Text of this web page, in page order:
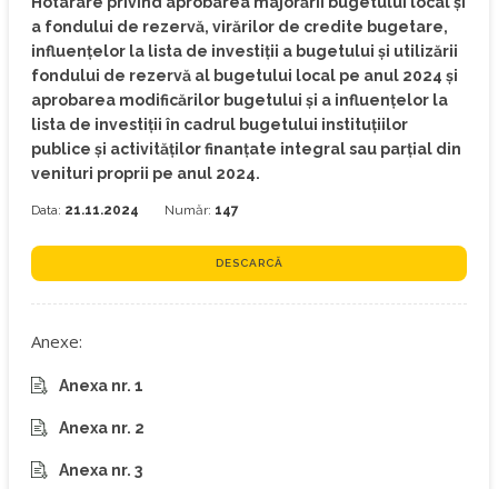
a fondului de rezervă, virărilor de credite bugetare,
influențelor la lista de investiții a bugetului și utilizării
fondului de rezervă al bugetului local pe anul 2024 și
aprobarea modificărilor bugetului și a influențelor la
lista de investiții în cadrul bugetului instituţiilor
publice şi activităţilor finanţate integral sau parţial din
venituri proprii pe anul 2024.
Data: 21.11.2024 Număr: 147
DESCARCĂ
Anexe:
Anexa nr. 1
Anexa nr. 2
Anexa nr. 3